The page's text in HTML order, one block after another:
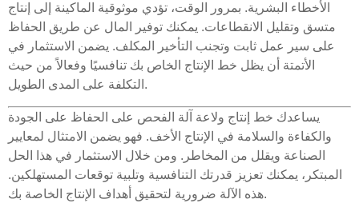
الأخطاء البشرية. بمرور الوقت، تؤدي موثوقية الماكينة إلى إنتاج
متسق وتقليل الانقطاعات. يمكنك توفير المال عن طريق الحفاظ
على سير عمل ثابت وتجنب التأخير المكلف. يضمن الاستثمار في
الأتمتة أن يظل خط الإنتاج الخاص بك تنافسيًا وفعالاً من حيث
التكلفة على المدى الطويل.
يساعدك خط إنتاج ولاعة آلة الفحص على الحفاظ على الجودة
والكفاءة والسلامة في الإنتاج الأخف. فهو يضمن الامتثال لمعايير
الصناعة ويقلل من المخاطر. ومن خلال الاستثمار في هذا الحل
المبتكر، يمكنك تعزيز قدرتك التنافسية وتلبية توقعات المستهلكين.
هذه الآلة ضرورية لتحقيق أهداف الإنتاج الخاصة بك.